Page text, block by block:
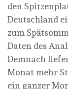
den
Deutschland
zum
Daten des
Demnach
Monat mehr
ein ganzer